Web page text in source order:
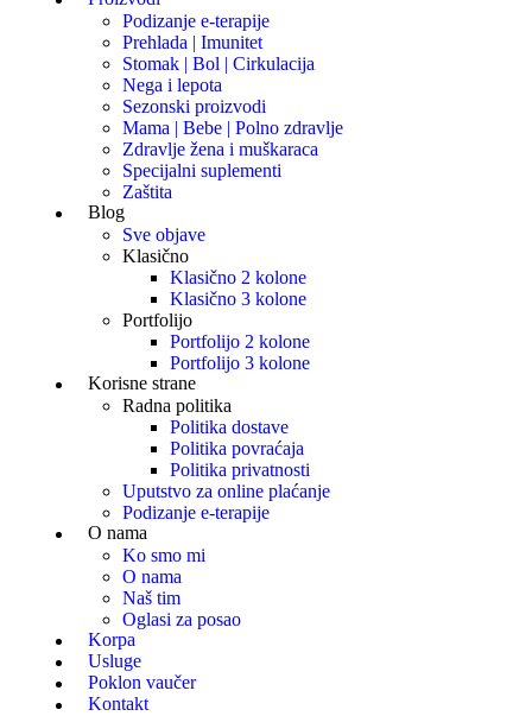
Podizanje e-terapije
Prehlada | Imunitet
Stomak | Bol | Cirkulacija
Nega i lepota
Sezonski proizvodi
Mama | Bebe | Polno zdravlje
Zdravlje žena i muškaraca
Specijalni suplementi
Zaštita
Blog
Sve objave
Klasično
Klasično 2 kolone
Klasično 3 kolone
Portfolijo
Portfolijo 2 kolone
Portfolijo 3 kolone
Korisne strane
Radna politika
Politika dostave
Politika povraćaja
Politika privatnosti
Uputstvo za online plaćanje
Podizanje e-terapije
O nama
Ko smo mi
O nama
Naš tim
Oglasi za posao
Korpa
Usluge
Poklon vaučer
Kontakt